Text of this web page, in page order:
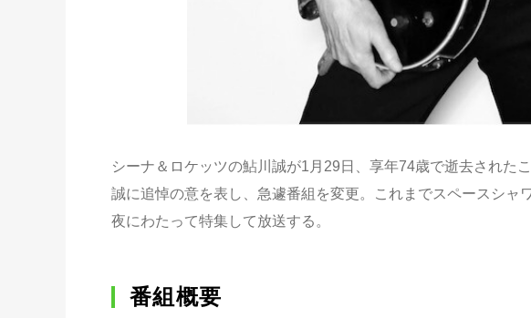
シーナ＆ロケッツの鮎川誠が1月29日、享年74歳で逝去された
誠に追悼の意を表し、急遽番組を変更。これまでスペースシャ
夜にわたって特集して放送する。
番組概要